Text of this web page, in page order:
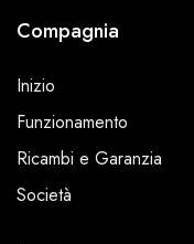
Compagnia
Inizio
Funzionamento
Ricambi e Garanzia
Società